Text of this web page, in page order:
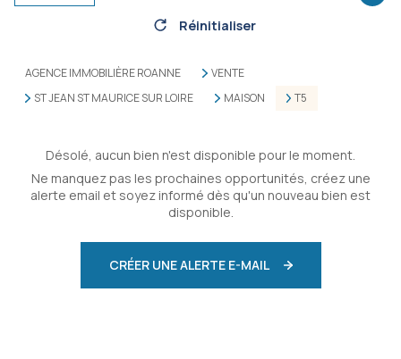
42155 - Saint-Jean-Saint-Maurice-sur-Loire
Réinitialiser
AGENCE IMMOBILIÈRE ROANNE
VENTE
ST JEAN ST MAURICE SUR LOIRE
MAISON T5
Désolé, aucun bien n'est disponible pour le moment.
Ne manquez pas les prochaines opportunités, créez une
alerte email et soyez informé dès qu'un nouveau bien est
disponible.
CRÉER UNE ALERTE E-MAIL